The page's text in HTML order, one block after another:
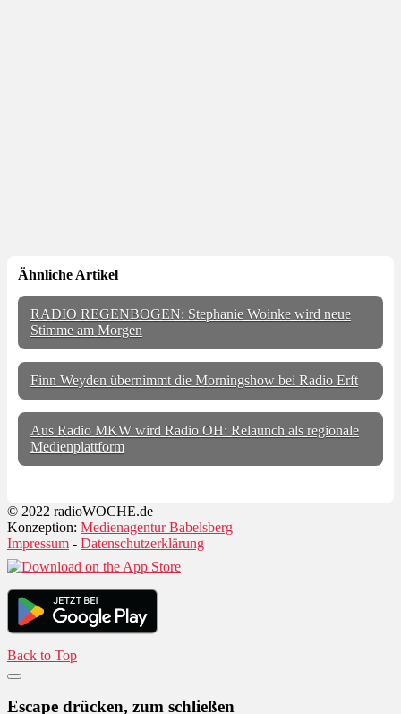
Ähnliche Artikel
RADIO REGENBOGEN: Stephanie Woinke wird neue
Stimme am Morgen
Finn Weyden übernimmt die Morningshow bei Radio Erft
Aus Radio MKW wird Radio OH: Relaunch als regionale
Medienplattform
© 2022 radioWOCHE.de
Konzeption: Medienagentur Babelsberg
Impressum - Datenschutzerklärung
Back to Top
Escape drücken, zum schließen